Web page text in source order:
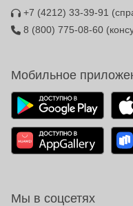
+7 (4212) 33-39-91
8 (800) 775-08-60
Мобильное
Мы в соцсетях